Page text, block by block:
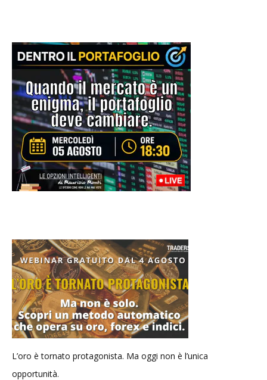
L’oro è tornato protagonista. Ma oggi non è l’unica
opportunità.